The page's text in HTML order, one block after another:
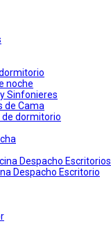
noche
Sinfonieres
de Cama
de dormitorio
Despacho Escritorios
Despacho Escritorio